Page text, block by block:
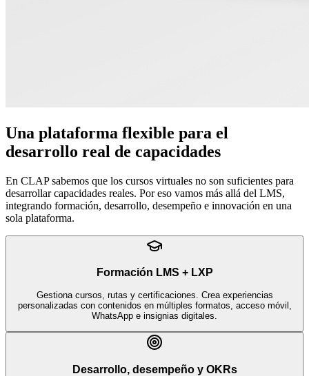
Una plataforma flexible para el
desarrollo real de capacidades
En CLAP sabemos que los cursos virtuales no son suficientes para
desarrollar capacidades reales. Por eso vamos más allá del LMS,
integrando formación, desarrollo, desempeño e innovación en una
sola plataforma.
Formación LMS + LXP
Gestiona cursos, rutas y certificaciones. Crea experiencias
personalizadas con contenidos en múltiples formatos, acceso móvil,
WhatsApp e insignias digitales.
Desarrollo, desempeño y OKRs